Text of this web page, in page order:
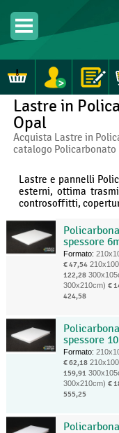
Lastre in
Opal
Acquista Lastre in
catalogo
Lastre e pannelli
esterni, ottima
controsoffitti,
spessore
Formato:
€ 47,54
122,28
300x210cm) €
424,58
spessore
Formato:
€ 62,18
159,91
300x210cm) €
555,25